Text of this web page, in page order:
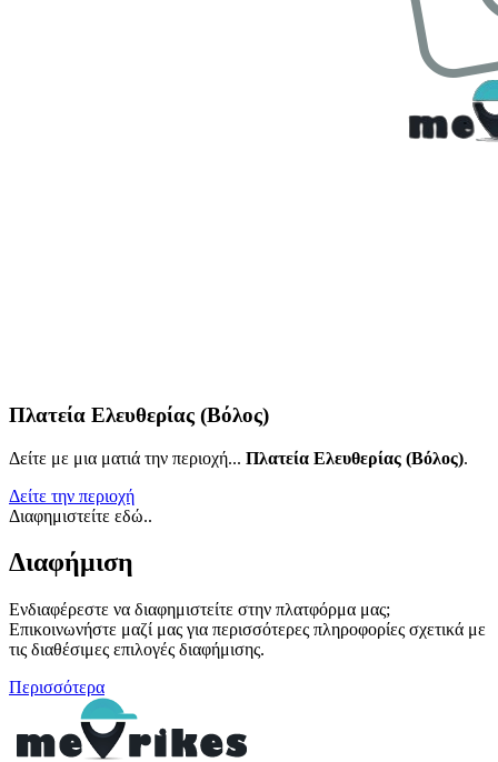
Πλατεία Ελευθερίας (Βόλος)
Δείτε με μια ματιά την περιοχή... Πλατεία Ελευθερίας (Βόλος).
Δείτε την περιοχή
Διαφημιστείτε εδώ..
Διαφήμιση
Ενδιαφέρεστε να διαφημιστείτε στην πλατφόρμα μας;
Επικοινωνήστε μαζί μας για περισσότερες πληροφορίες σχετικά με
τις διαθέσιμες επιλογές διαφήμισης.
Περισσότερα